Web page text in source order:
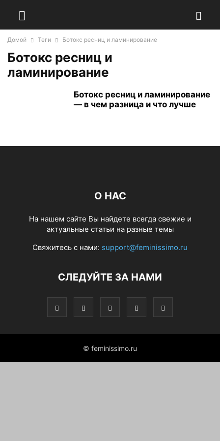
Домой Теги Ботокс ресниц и ламинирование
Ботокс ресниц и
ламинирование
Ботокс ресниц и ламинирование
— в чем разница и что лучше
О НАС
На нашем сайте Вы найдете всегда свежие и
актуальные статьи на разные темы
Свяжитесь с нами: support@feminissimo.ru
СЛЕДУЙТЕ ЗА НАМИ
© feminissimo.ru